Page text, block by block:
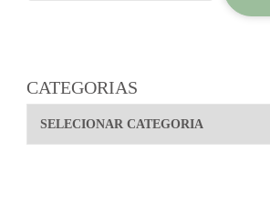
CATEGORIAS